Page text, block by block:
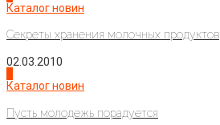
Каталог новин
Секреты хранения молочных продуктов
02.03.2010
Каталог новин
Пусть молодежь порадуется